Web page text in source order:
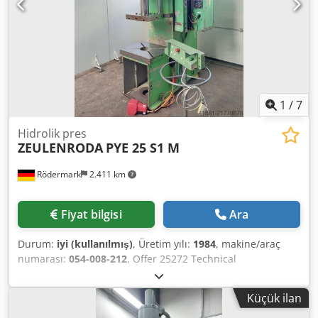
1 /7
Rödermark 2.411 km
Hidrolik pres
ZEULENRODA PYE 25 S1 M
Fiyat bilgisi Ara
Durum: iyi (kullanılmış), Üretim yılı: 1984, makine/araç
numarası: 054-008-212, Offer 25272 Technical
Specifications: - Max. pressing force: 25 t Dksdpfey Ewtrjx
Anker - Max. ram stroke: 500 mm - Stroke speed: 0 – 2.4
m/min - Return speed: 0 – 12 m/min - Installation height:
Küçük ilan